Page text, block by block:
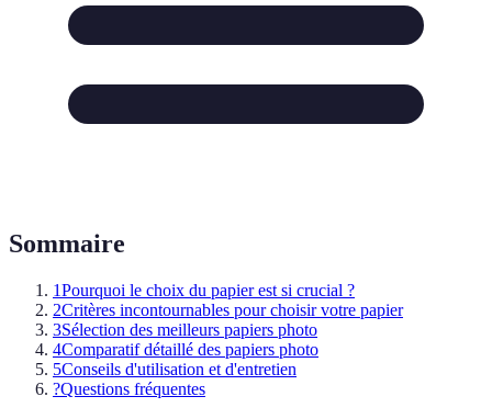
Sommaire
1Pourquoi le choix du papier est si crucial ?
2Critères incontournables pour choisir votre papier
3Sélection des meilleurs papiers photo
4Comparatif détaillé des papiers photo
5Conseils d'utilisation et d'entretien
?Questions fréquentes